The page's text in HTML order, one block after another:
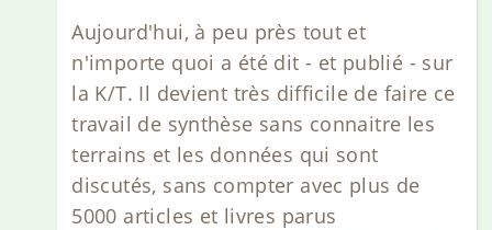
Aujourd'hui, à peu près tout et
n'importe quoi a été dit - et publié - sur
la K/T. Il devient très difficile de faire ce
travail de synthèse sans connaitre les
terrains et les données qui sont
discutés, sans compter avec plus de
5000 articles et livres parus